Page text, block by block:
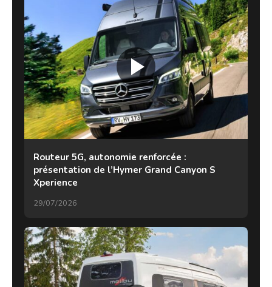
Routeur 5G, autonomie renforcée :
présentation de l’Hymer Grand Canyon S
Xperience
29/07/2026